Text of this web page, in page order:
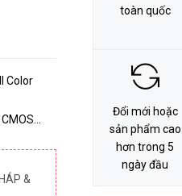
Color
&
toàn quốc
Đổi mới hoặc
sản phẩm cao
hơn trong 5
ngày đầu